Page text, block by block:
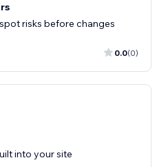
risks before changes
0.0(0)
into your site